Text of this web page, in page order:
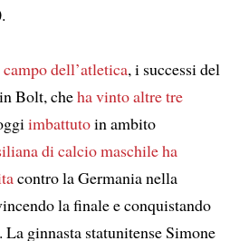
dell’atletica, i successi del
Bolt, cheha vintoaltre tre
imbattutoin ambito
di calcio maschileha
contro la Germania nella
la finale e conquistando
ginnasta statunitense Simone